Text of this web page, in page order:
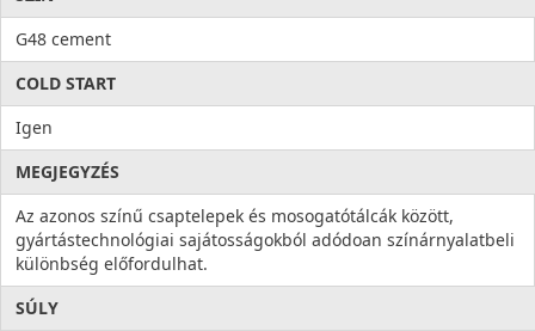
G48 cement
COLD START
Igen
MEGJEGYZÉS
Az azonos színű csaptelepek és mosogatótálcák között,
gyártástechnológiai sajátosságokból adódoan színárnyalatbeli
különbség előfordulhat.
SÚLY